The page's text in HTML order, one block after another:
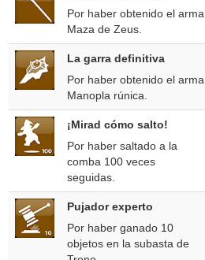
Por haber obtenido el arma
Maza de Zeus.
La garra definitiva
Por haber obtenido el arma
Manopla rúnica.
¡Mirad cómo salto!
Por haber saltado a la
comba 100 veces
seguidas.
Pujador experto
Por haber ganado 10
objetos en la subasta de